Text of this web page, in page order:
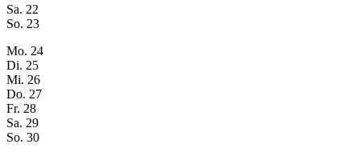
Sa. 22
So. 23
Mo. 24
Di. 25
Mi. 26
Do. 27
Fr. 28
Sa. 29
So. 30